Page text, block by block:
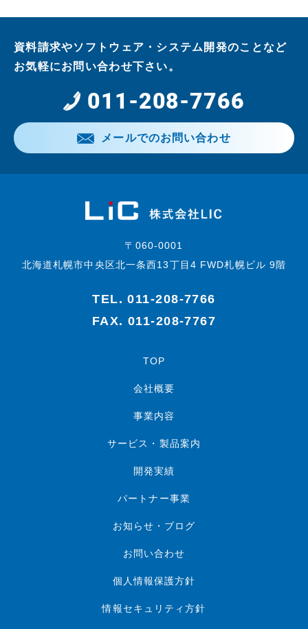
資料請求やソフトウェア・システム開発のことなど
お気軽にお問い合わせ下さい。
011-208-7766
メールでのお問い合わせ
〒060-0001
北海道札幌市中央区北一条西13丁目4 FWD札幌ビル 9階
TEL.011-208-7766
FAX. 011-208-7767
TOP
会社概要
事業内容
サービス・製品案内
開発実績
パートナー事業
お知らせ・ブログ
お問い合わせ
個人情報保護方針
情報セキュリティ方針